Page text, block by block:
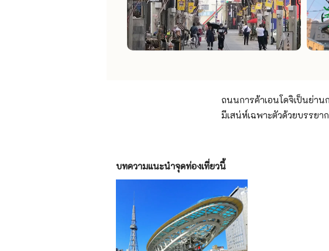
ถนนการค้าเอนโดจิเป็นย่า
มีเสน่ห์เฉพาะตัวด้วยบรรยา
บทความแนะนำจุดท่องเที่ยวนี้